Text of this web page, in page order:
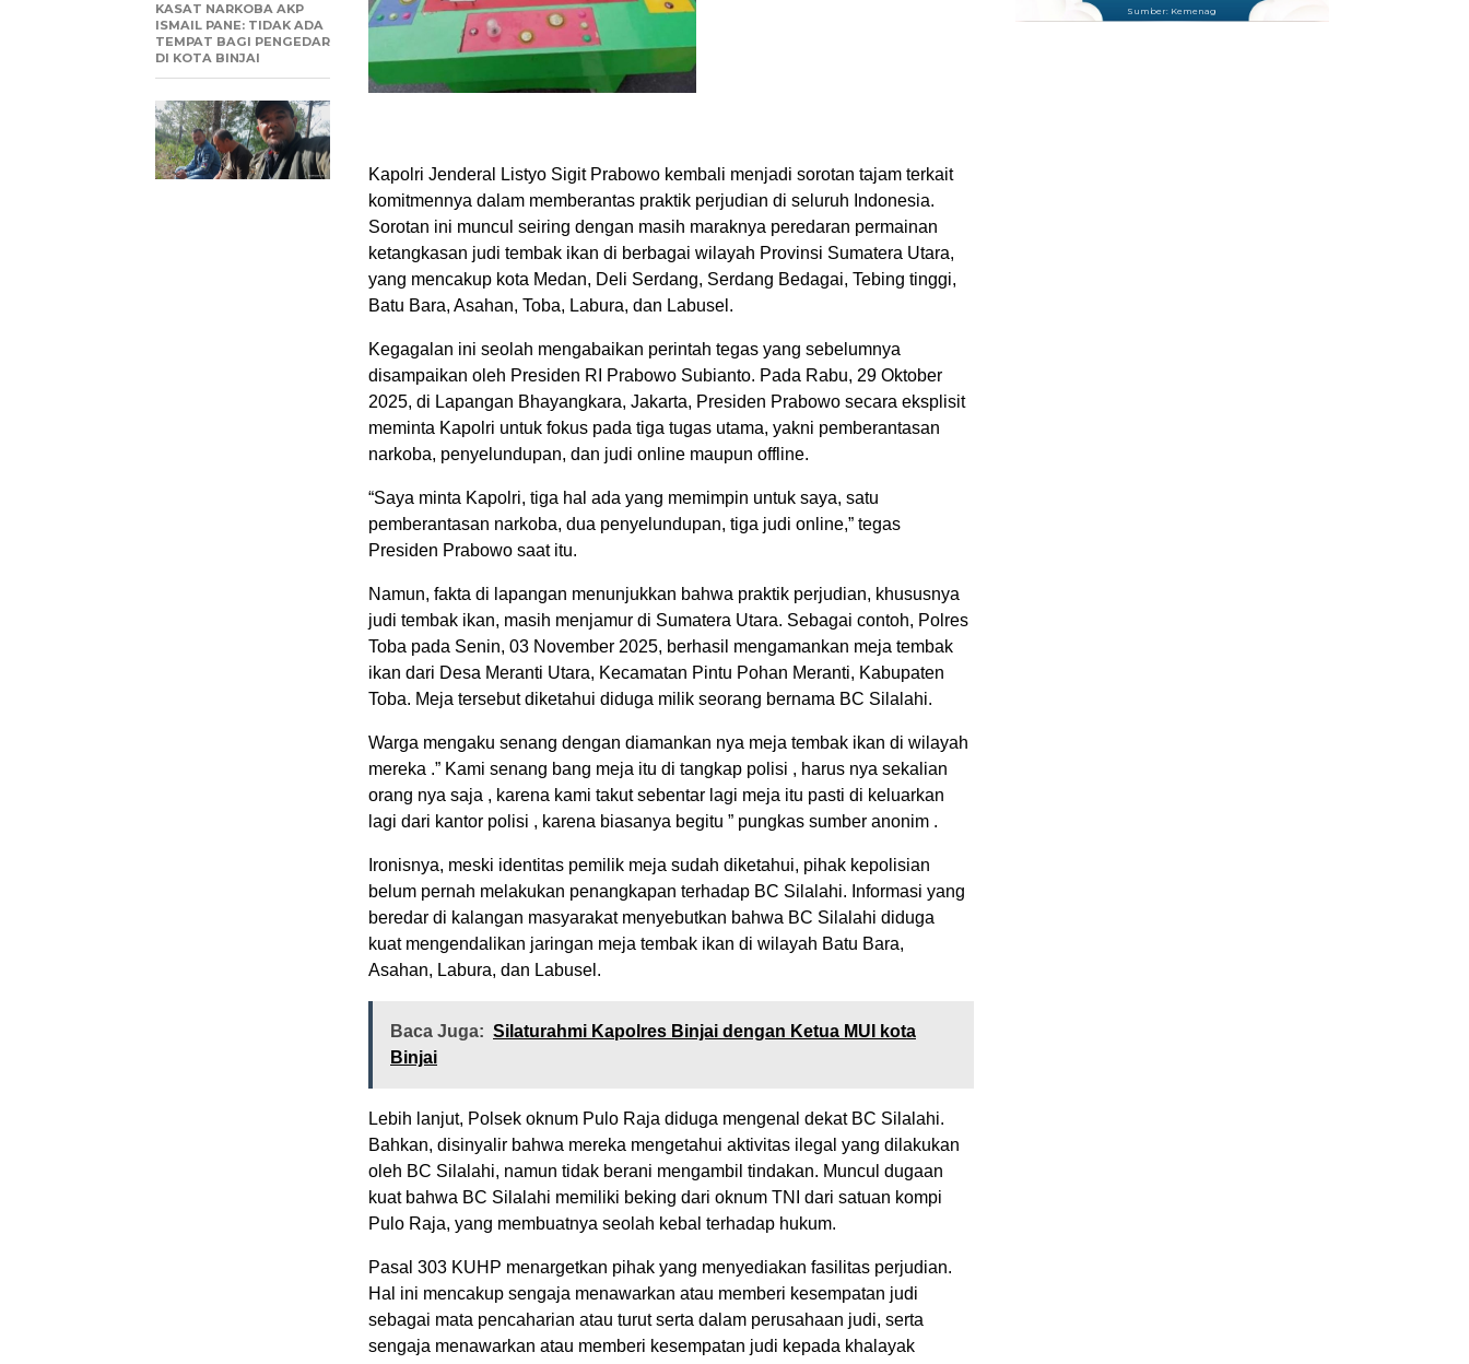
Kapolri Jenderal Listyo Sigit Prabowo kembali menjadi sorotan tajam terkait
komitmennya dalam memberantas praktik perjudian di seluruh Indonesia.
Sorotan ini muncul seiring dengan masih maraknya peredaran permainan
ketangkasan judi tembak ikan di berbagai wilayah Provinsi Sumatera Utara,
yang mencakup kota Medan, Deli Serdang, Serdang Bedagai, Tebing tinggi,
Batu Bara, Asahan, Toba, Labura, dan Labusel.
Kegagalan ini seolah mengabaikan perintah tegas yang sebelumnya
disampaikan oleh Presiden RI Prabowo Subianto. Pada Rabu, 29 Oktober
2025, di Lapangan Bhayangkara, Jakarta, Presiden Prabowo secara eksplisit
meminta Kapolri untuk fokus pada tiga tugas utama, yakni pemberantasan
narkoba, penyelundupan, dan judi online maupun offline.
“Saya minta Kapolri, tiga hal ada yang memimpin untuk saya, satu
pemberantasan narkoba, dua penyelundupan, tiga judi online,” tegas
Presiden Prabowo saat itu.
Namun, fakta di lapangan menunjukkan bahwa praktik perjudian, khususnya
judi tembak ikan, masih menjamur di Sumatera Utara. Sebagai contoh, Polres
Toba pada Senin, 03 November 2025, berhasil mengamankan meja tembak
ikan dari Desa Meranti Utara, Kecamatan Pintu Pohan Meranti, Kabupaten
Toba. Meja tersebut diketahui diduga milik seorang bernama BC Silalahi.
Warga mengaku senang dengan diamankan nya meja tembak ikan di wilayah
mereka .” Kami senang bang meja itu di tangkap polisi , harus nya sekalian
orang nya saja , karena kami takut sebentar lagi meja itu pasti di keluarkan
lagi dari kantor polisi , karena biasanya begitu ” pungkas sumber anonim .
Ironisnya, meski identitas pemilik meja sudah diketahui, pihak kepolisian
belum pernah melakukan penangkapan terhadap BC Silalahi. Informasi yang
beredar di kalangan masyarakat menyebutkan bahwa BC Silalahi diduga
kuat mengendalikan jaringan meja tembak ikan di wilayah Batu Bara,
Asahan, Labura, dan Labusel.
Baca Juga: Silaturahmi Kapolres Binjai dengan Ketua MUI kota
Binjai
Lebih lanjut, Polsek oknum Pulo Raja diduga mengenal dekat BC Silalahi.
Bahkan, disinyalir bahwa mereka mengetahui aktivitas ilegal yang dilakukan
oleh BC Silalahi, namun tidak berani mengambil tindakan. Muncul dugaan
kuat bahwa BC Silalahi memiliki beking dari oknum TNI dari satuan kompi
Pulo Raja, yang membuatnya seolah kebal terhadap hukum.
Pasal 303 KUHP menargetkan pihak yang menyediakan fasilitas perjudian.
Hal ini mencakup sengaja menawarkan atau memberi kesempatan judi
sebagai mata pencaharian atau turut serta dalam perusahaan judi, serta
sengaja menawarkan atau memberi kesempatan judi kepada khalayak
KASAT NARKOBA AKP
ISMAIL PANE: TIDAK ADA
TEMPAT BAGI PENGEDAR
DI KOTA BINJAI
Sumber: Kemenag